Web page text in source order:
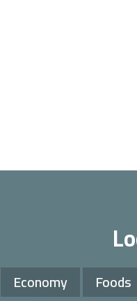
Economy Foods